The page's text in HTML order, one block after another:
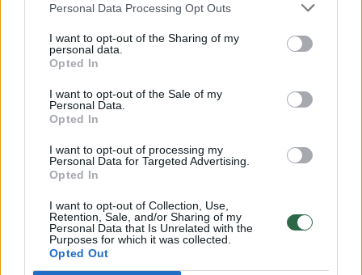
Personal Data Processing Opt Outs
I want to opt-out of the Sharing of my
personal data.
Opted In
I want to opt-out of the Sale of my
Personal Data.
Opted In
I want to opt-out of processing my
Personal Data for Targeted Advertising.
Opted In
I want to opt-out of Collection, Use,
Retention, Sale, and/or Sharing of my
Personal Data that Is Unrelated with the
Purposes for which it was collected.
Opted Out
bylos.
„Teko pas prezidentą Rolandą Paksą važiuoti
atiminėti operatyvinio tyrimo bylą dėl
„Alitos“ privatizavimo, kurią VSD pareigūnai
buvo nuvežę. Buvo toks dalykas, kad vežiojo į
Prezidentūrą bylas, bet vėlesniais laikais...
prezidentas Valdas Adamkus norėdavo kokį
nors procesą aptarti, jo tarnybos
paskelbdavo, kad bus toks klausimas,